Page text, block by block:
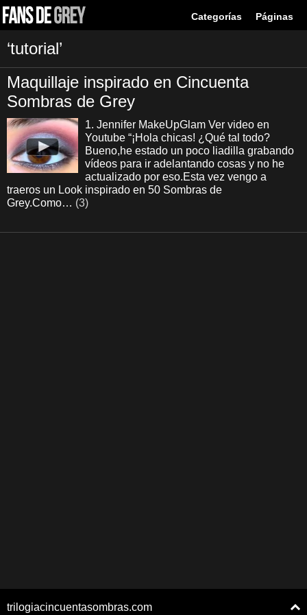
Categorías Páginas
‘tutorial’
Maquillaje inspirado en Cincuenta
Sombras de Grey
1. Jennifer MakeUpGlam Ver video en
Youtube “¡Hola chicas! ¿Qué tal todo?
Bueno,he estado un poco liadilla grabando
vídeos para ir adelantando cosas y no he
actualizado por eso.Esta vez vengo a
traeros un Look inspirado en 50 Sombras de
Grey.Como… (3)
trilogiacincuentasombras.com